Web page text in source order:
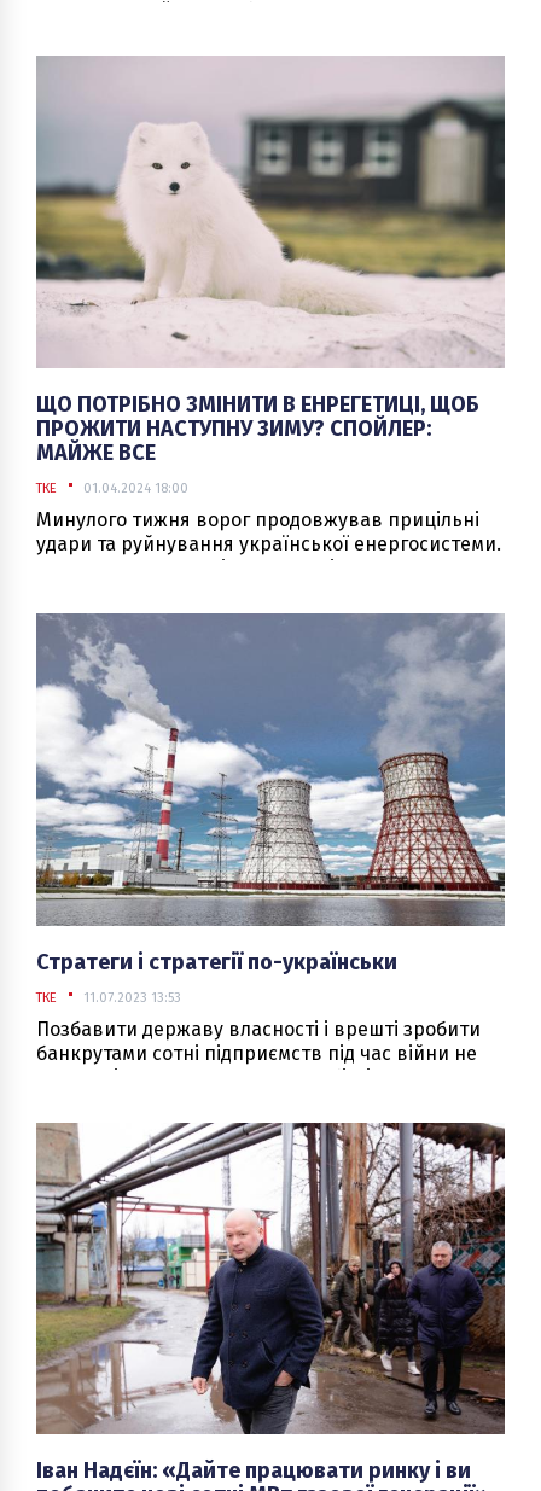
енергоресурсах населення, економіки та Сил
ЩО ПОТРІБНО ЗМІНИТИ В ЕНРЕГЕТИЦІ, ЩОБ
ПРОЖИТИ НАСТУПНУ ЗИМУ? СПОЙЛЕР:
МАЙЖЕ ВСЕ
ТКЕ 01.04.2024 18:00
Минулого тижня ворог продовжував прицільні
удари та руйнування української енергосистеми.
Суттєво пошкоджені потужності
пошкодження і руйнування втрачено 80 %
потужностей, на відновлення більшості із яких
необхідно від шести місяців до двох років. Мер
Харкова повідомив, що практично уся критична
інфраструктура міста зруйнована. Укренерго
повідомляє, що ворожі атаки стали удвічі-тричі
щільнішими. Інакше кажучи, об’єкти просто
засипають ракетами і дронами, щоб майже
напевно їх знищити.
Стратеги і стратегії по-українськи
ТКЕ 11.07.2023 13:53
Позбавити державу власності і врешті зробити
банкрутами сотні підприємств під час війни не
так вже і складно. Достатньо лобістів у
стратегічних підприємств.
Іван Надєїн: «Дайте працювати ринку і ви